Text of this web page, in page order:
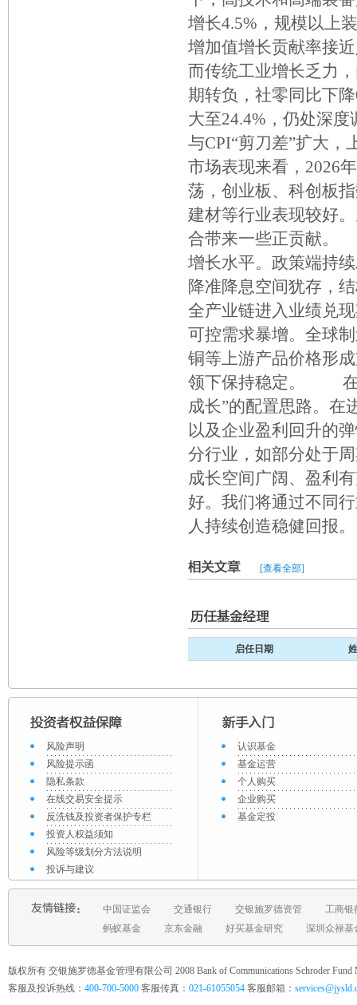
增长4.5%，规模以上
增加值增长贡献率接
而传统工业增长乏力
期转负，社零同比下
大至24.4%，仍处深度
与CPI“剪刀差”扩大
市场表现来看，2026
荡，创业板、科创板
建材等行业表现较好
合带来一些正贡献。
增长水平。政策端持
降准降息空间犹存，
全产业链进入业绩兑
可控需求暴增。全球
铜等上游产品价格形
领下保持稳定。 在
成长”的配置思路。在
以及企业盈利回升的
分行业，如部分处于
成长空间广阔、盈利
好。我们将通过不同
人持续创造稳健回报。
[查看全部]
启任日期
风险声明
风险提示函
隐私条款
在线交易安全提示
反洗钱及投资者保护专栏
投资人权益须知
风险等级划分方法说明
投诉与建议
认识基金
基金运营
个人购买
企业购买
基金定投
中国证监会 交通银行 交银施罗德资管
工商银
蚂蚁基金
京东金融 好买基金研究 深圳众禄基
版权所有 交银施罗德基金管理有限公司 2008 Bank of Communications Schroder Fund
客服及投诉热线： 400-700-5000 客服传真： 021-61055054 客服邮箱：